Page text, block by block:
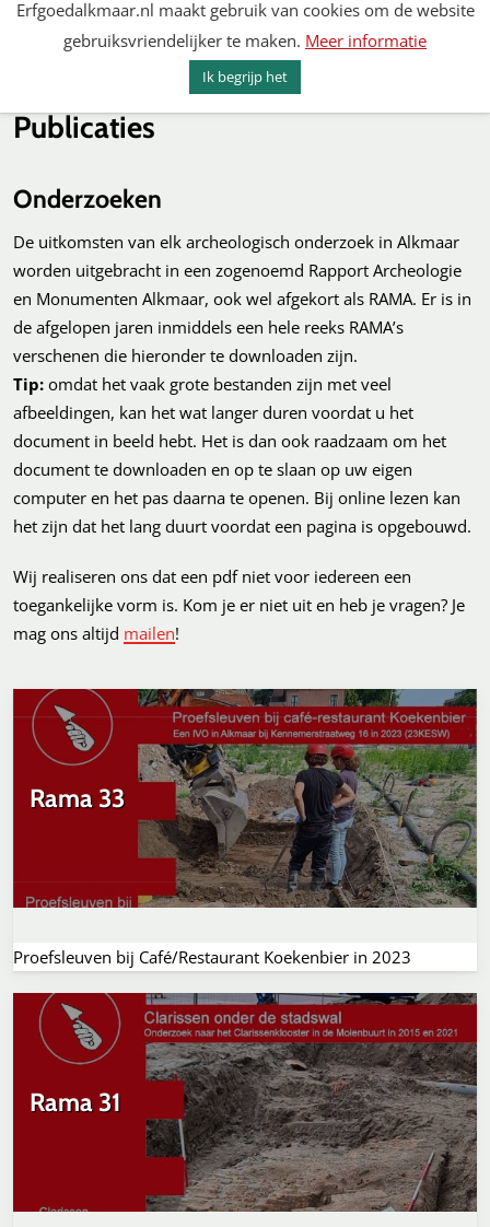
Spring
Erfgoedalkmaar.nl maakt gebruik van cookies om de website
gebruiksvriendelijker te maken. Meer informatie
Ik begrijp het
Publicaties
Onderzoeken
De uitkomsten van elk archeologisch onderzoek in Alkmaar
worden uitgebracht in een zogenoemd Rapport Archeologie
en Monumenten Alkmaar, ook wel afgekort als RAMA. Er is in
de afgelopen jaren inmiddels een hele reeks RAMA’s
verschenen die hieronder te downloaden zijn.
Tip: omdat het vaak grote bestanden zijn met veel
afbeeldingen, kan het wat langer duren voordat u het
document in beeld hebt. Het is dan ook raadzaam om het
document te downloaden en op te slaan op uw eigen
computer en het pas daarna te openen. Bij online lezen kan
het zijn dat het lang duurt voordat een pagina is opgebouwd.
Wij realiseren ons dat een pdf niet voor iedereen een
toegankelijke vorm is. Kom je er niet uit en heb je vragen? Je
mag ons altijd mailen!
Rama 33
Proefsleuven bij Café/Restaurant Koekenbier in 2023
Rama 31